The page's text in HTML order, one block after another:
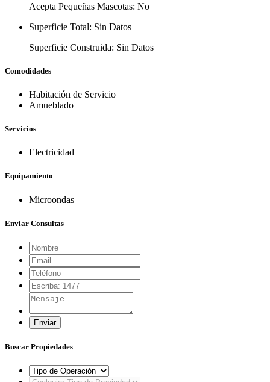
Acepta Pequeñas Mascotas: No
Superficie Total: Sin Datos
Superficie Construida: Sin Datos
Comodidades
Habitación de Servicio
Amueblado
Servicios
Electricidad
Equipamiento
Microondas
Enviar Consultas
Enviar
Buscar Propiedades